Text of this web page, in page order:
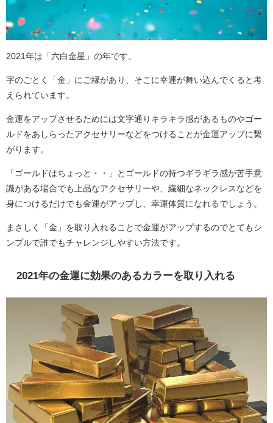
2021年は「六白金星」の年です。
字のごとく「金」にご縁があり、そこに幸運が舞い込んでくると考
えられています。
金運をアップさせるためには文字通りキラキラ感があるものやゴー
ルドをあしらったアクセサリーなどをつけることが金運アップに繋
がります。
「ゴールドはちょっと・・」とゴールドの持つギラギラ感が苦手意
識がある場合でも上品なアクセサリーや、繊細なネックレスなどを
身につけるだけでも金運がアップし、幸運体質になれるでしょう。
まさしく「金」を取り入れることで金運がアップするのでとてもシ
ンプルで誰でもチャレンジしやすい方法です。
2021年の金運に効果のあるカラーを取り入れる